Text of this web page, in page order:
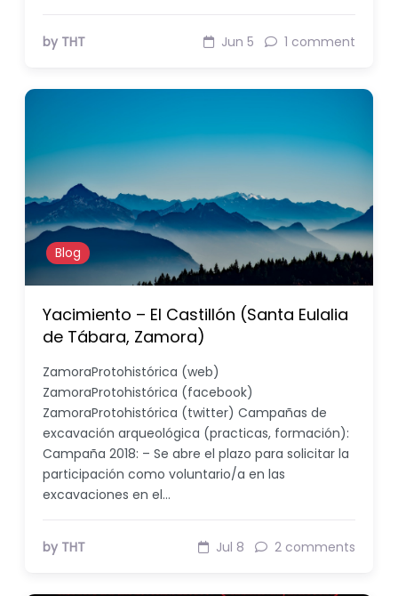
by THT Jun 5 1 comment
Blog
Yacimiento – El Castillón (Santa Eulalia
de Tábara, Zamora)
ZamoraProtohistórica (web)
ZamoraProtohistórica (facebook)
ZamoraProtohistórica (twitter) Campañas de
excavación arqueológica (practicas, formación):
Campaña 2018: – Se abre el plazo para solicitar la
participación como voluntario/a en las
excavaciones en el…
by THT Jul 8 2 comments